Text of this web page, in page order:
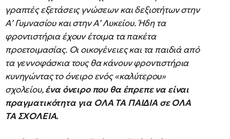
γραπτές εξετάσεις γνώσεων και δεξιοτήτων στην
Α’ Γυμνασίου και στην Α’ Λυκείου. Ήδη τα
φροντιστήρια έχουν έτοιμα τα πακέτα
προετοιμασίας. Οι οικογένειες και τα παιδιά από
τα γεννοφάσκια τους θα κάνουν φροντιστήρια
κυνηγώντας το όνειρο ενός «καλύτερου»
σχολείου,ένα όνειρο που θα έπρεπε να είναι
πραγματικότητα για ΟΛΑ ΤΑ ΠΑΙΔΙΑ σε ΟΛΑ
ΤΑ ΣΧΟΛΕΙΑ.